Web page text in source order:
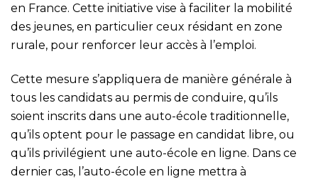
en France. Cette initiative vise à faciliter la mobilité
des jeunes, en particulier ceux résidant en zone
rurale, pour renforcer leur accès à l’emploi.
Cette mesure s’appliquera de manière générale à
tous les candidats au permis de conduire, qu’ils
soient inscrits dans une auto-école traditionnelle,
qu’ils optent pour le passage en candidat libre, ou
qu’ils privilégient une auto-école en ligne. Dans ce
dernier cas, l’auto-école en ligne mettra à